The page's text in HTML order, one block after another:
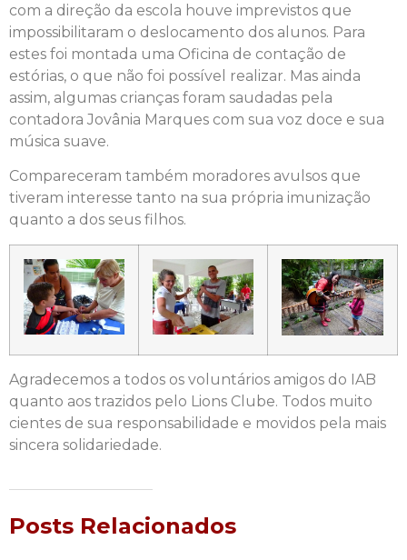
com a direção da escola houve imprevistos que
impossibilitaram o deslocamento dos alunos. Para
estes foi montada uma Oficina de contação de
estórias, o que não foi possível realizar. Mas ainda
assim, algumas crianças foram saudadas pela
contadora Jovânia Marques com sua voz doce e sua
música suave.
Compareceram também moradores avulsos que
tiveram interesse tanto na sua própria imunização
quanto a dos seus filhos.
Agradecemos a todos os voluntários amigos do IAB
quanto aos trazidos pelo Lions Clube. Todos muito
cientes de sua responsabilidade e movidos pela mais
sincera solidariedade.
Posts Relacionados